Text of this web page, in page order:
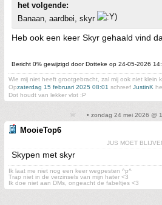
het volgende:
Banaan, aardbei, skyr
Heb ook een keer Skyr gehaald vind
Bericht 0% gewijzigd door Dotteke op 24-05-2026
Wie mij niet heeft grootgebracht, zal mij ook niet klein
Opzaterdag 15 februari 2025 08:01 schreef JustinK
Dot houdt van lekker vlot :P
• zondag 24 mei 2026 @
MooieTop6
JUS MOET
Skypen met skyr
Ik laat me niet nog een keer wegpesten ^p^
Trap niet in de verzinsels van mijn hater <3
Ik doe niet aan DMs, ongeacht de fabeltjes <3